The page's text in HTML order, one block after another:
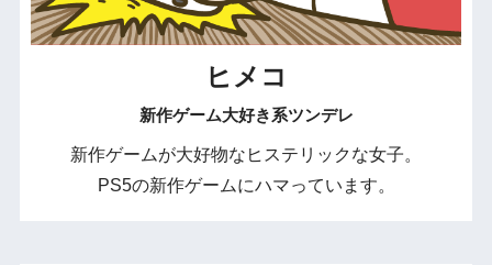
ヒメコ
新作ゲーム大好き系ツンデレ
新作ゲームが大好物なヒステリックな女子。
PS5の新作ゲームにハマっています。